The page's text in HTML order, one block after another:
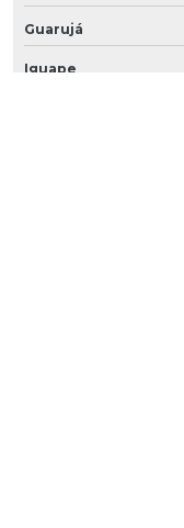
Guarujá
Iguape